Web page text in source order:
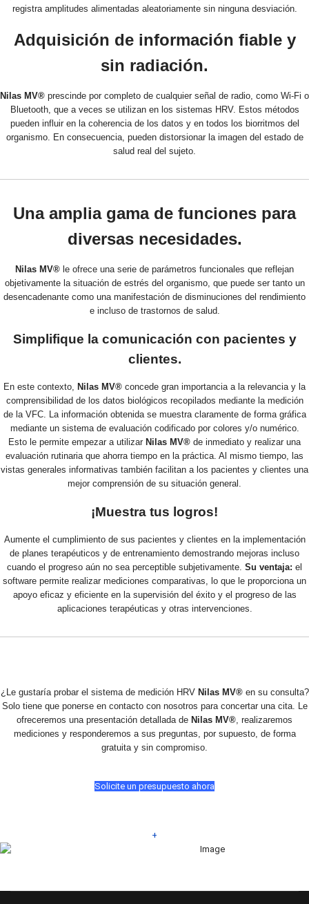
registra amplitudes alimentadas aleatoriamente sin ninguna desviación.
Adquisición de información fiable y
sin radiación.
Nilas MV® prescinde por completo de cualquier señal de radio, como Wi-Fi o
Bluetooth, que a veces se utilizan en los sistemas HRV. Estos métodos
pueden influir en la coherencia de los datos y en todos los biorritmos del
organismo. En consecuencia, pueden distorsionar la imagen del estado de
salud real del sujeto.
Una amplia gama de funciones para
diversas necesidades.
Nilas MV® le ofrece una serie de parámetros funcionales que reflejan
objetivamente la situación de estrés del organismo, que puede ser tanto un
desencadenante como una manifestación de disminuciones del rendimiento
e incluso de trastornos de salud.
Simplifique la comunicación con pacientes y
clientes.
En este contexto, Nilas MV® concede gran importancia a la relevancia y la
comprensibilidad de los datos biológicos recopilados mediante la medición
de la VFC. La información obtenida se muestra claramente de forma gráfica
mediante un sistema de evaluación codificado por colores y/o numérico.
Esto le permite empezar a utilizar Nilas MV® de inmediato y realizar una
evaluación rutinaria que ahorra tiempo en la práctica. Al mismo tiempo, las
vistas generales informativas también facilitan a los pacientes y clientes una
mejor comprensión de su situación general.
¡Muestra tus logros!
Aumente el cumplimiento de sus pacientes y clientes en la implementación
de planes terapéuticos y de entrenamiento demostrando mejoras incluso
cuando el progreso aún no sea perceptible subjetivamente. Su ventaja: el
software permite realizar mediciones comparativas, lo que le proporciona un
apoyo eficaz y eficiente en la supervisión del éxito y el progreso de las
aplicaciones terapéuticas y otras intervenciones.
¿Le gustaría probar el sistema de medición HRV Nilas MV®en su consulta?
Solo tiene que ponerse en contacto con nosotros para concertar una cita. Le
ofreceremos una presentación detallada de Nilas MV® , realizaremos
mediciones y responderemos a sus preguntas, por supuesto, de forma
gratuita y sin compromiso.
Solicite un presupuesto ahora
+